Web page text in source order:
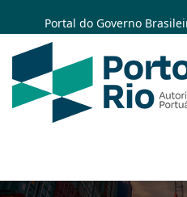
to
main
content
Portal do Governo